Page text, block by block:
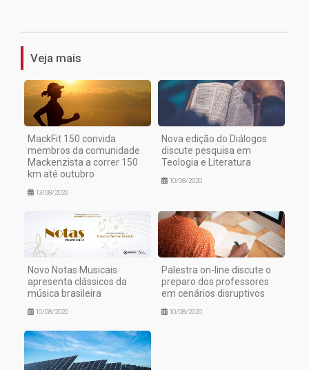
Veja mais
MackFit 150 convida
membros da comunidade
Mackenzista a correr 150
km até outubro
13/08/2020
Nova edição do Diálogos
discute pesquisa em
Teologia e Literatura
10/08/2020
Novo Notas Musicais
apresenta clássicos da
música brasileira
10/08/2020
Palestra on-line discute o
preparo dos professores
em cenários disruptivos
10/08/2020